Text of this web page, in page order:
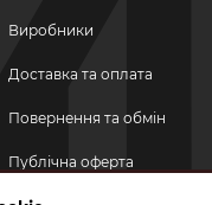
Виробники
Доставка та оплата
Повернення та обмін
Публічна оферта